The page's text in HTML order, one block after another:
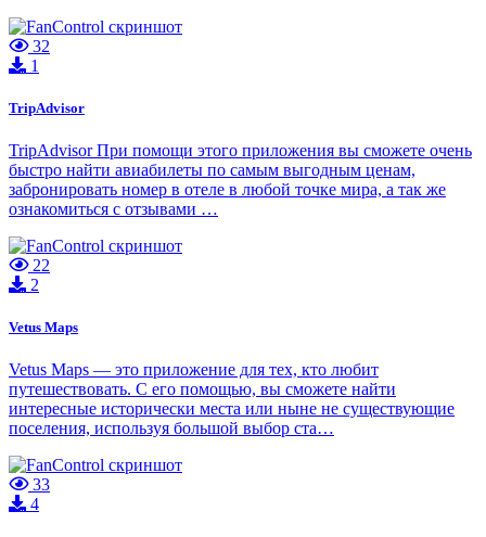
32
1
TripAdvisor
TripAdvisor При помощи этого приложения вы сможете очень
быстро найти авиабилеты по самым выгодным ценам,
забронировать номер в отеле в любой точке мира, а так же
ознакомиться с отзывами …
22
2
Vetus Maps
Vetus Maps — это приложение для тех, кто любит
путешествовать. С его помощью, вы сможете найти
интересные исторически места или ныне не существующие
поселения, используя большой выбор ста…
33
4